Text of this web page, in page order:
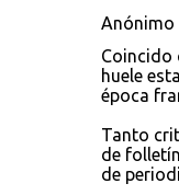
Coincido
huele
época
Tanto
de
de